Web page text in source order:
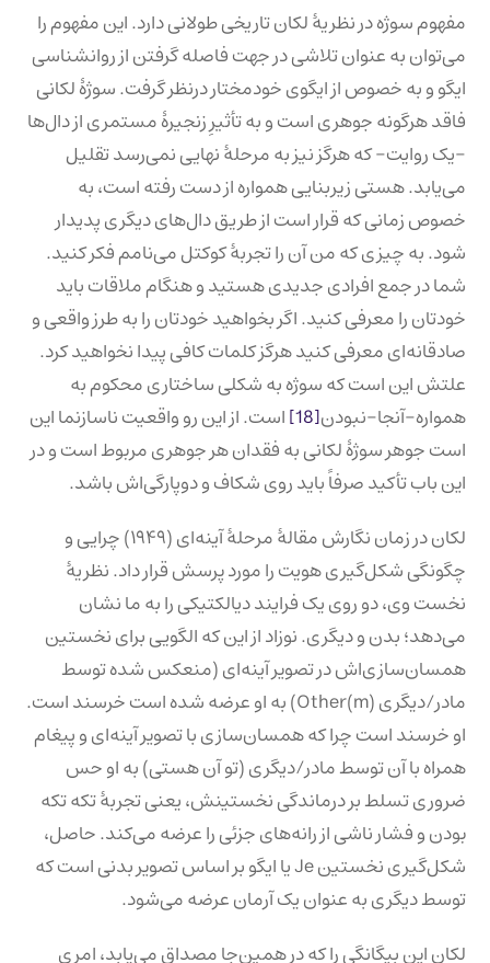
مفهوم سوژه در نظریهٔ لکان تاریخی طولانی دارد. این مفهوم را
می‌توان به عنوان تلاشی در جهت فاصله گرفتن از روانشناسی
ایگو و به خصوص از ایگوی خودمختار درنظر گرفت. سوژهٔ لکانی
فاقد هرگونه جوهری است و به تأثیرِ زنجیرهٔ مستمری از دال‌ها
-یک روایت- که هرگز نیز به مرحلهٔ نهایی نمی‌رسد تقلیل
می‌یابد. هستی زیربنایی همواره از دست رفته است، به
خصوص زمانی که قرار است از طریق دال‌‌های دیگری پدیدار
شود. به چیزی که من آن را تجربهٔ کوکتل می‌نامم فکر کنید.
شما در جمع افرادی جدیدی هستید و هنگام ملاقات باید
خودتان را معرفی کنید. اگر بخواهید خودتان را به طرز واقعی و
صادقانه‌ای معرفی کنید هرگز کلمات کافی پیدا نخواهید کرد.
علتش این است که سوژه به شکلی ساختاری محکوم به
همواره-آنجا-نبودن[18]
است. از این رو واقعیت ناسازنما این
است جوهر سوژهٔ لکانی به فقدان هر جوهری مربوط است و در
این باب تأکید صرفاً باید روی شکاف و دوپارگی‌اش باشد.
لکان در زمان نگارش مقالهٔ مرحلهٔ آینه‌ای (۱۹۴۹) چرایی و
چگونگی شکل‌گیری هویت را مورد پرسش قرار داد. نظریهٔ
نخست وی، دو روی یک فرایند دیالکتیکی را به ما نشان
می‌دهد؛ بدن و دیگری. نوزاد از این که الگویی برای نخستین
همسان‌سازی‌اش در تصویر آینه‌ای (منعکس شده توسط
مادر/دیگری (m)Other) به او عرضه شده است خرسند است.
او خرسند است چرا که همسان‌سازی با تصویر آینه‌ای و پیغام
همراه با آن توسط مادر/دیگری (تو آن هستی) به او حس
ضروری تسلط بر درماندگی نخستینش، یعنی تجربهٔ تکه تکه
بودن و فشار ناشی از رانه‌های جزئی را عرضه می‌کند. حاصل،
شکل‌گیری نخستین Je یا ایگو بر اساس تصویر بدنی است که
توسط دیگری به عنوان یک آرمان عرضه می‌شود.
لکان این بیگانگی را که در همین‌جا مصداق می‌یابد، امری